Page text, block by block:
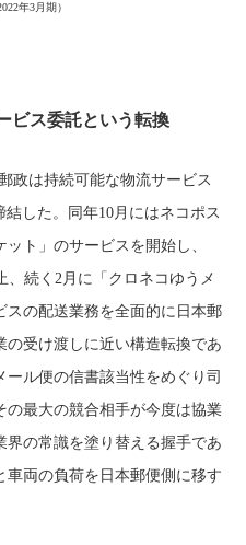
年3月期）
ビス委託という転換
政は持続可能な物流サービス
した。同年10月にはネコポス
ト」のサービスを開始し、
、続く2月に「クロネコゆうメ
スの配送業務を全面的に日本郵
受け渡しに近い構造転換であ
ル便の信書該当性をめぐり司
の最大の競合相手が今度は協業
の常識を塗り替える握手であ
車両の負荷を日本郵便側に移す